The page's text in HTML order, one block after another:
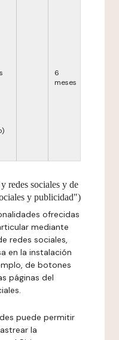
6
meses
redes sociales y de
y publicidad")
ofrecidas
mediante
redes sociales,
en la instalación
de botones
páginas del
puede permitir
la